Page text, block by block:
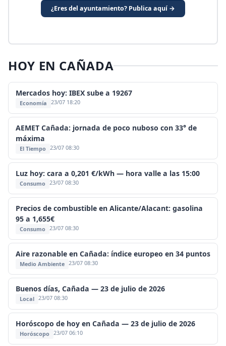
¿Eres del ayuntamiento? Publica aquí →
HOY EN CAÑADA
Mercados hoy: IBEX sube a 19267
Economía 23/07 18:20
AEMET Cañada: jornada de poco nuboso con 33° de
máxima
El Tiempo 23/07 08:30
Luz hoy: cara a 0,201 €/kWh — hora valle a las 15:00
Consumo 23/07 08:30
Precios de combustible en Alicante/Alacant: gasolina
95 a 1,655€
Consumo 23/07 08:30
Aire razonable en Cañada: índice europeo en 34 puntos
Medio Ambiente 23/07 08:30
Buenos días, Cañada — 23 de julio de 2026
Local 23/07 08:30
Horóscopo de hoy en Cañada — 23 de julio de 2026
Horóscopo 23/07 06:10